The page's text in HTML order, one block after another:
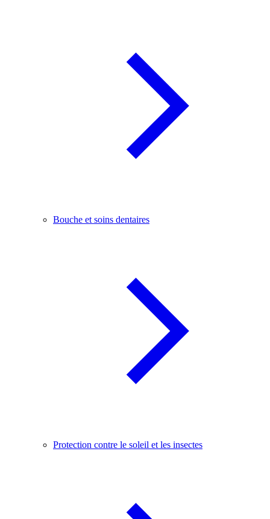
Bouche et soins dentaires
Protection contre le soleil et les insectes